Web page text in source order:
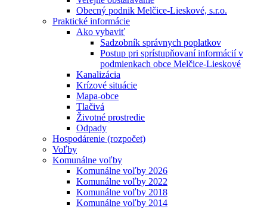
Obecný podnik Melčice-Lieskové, s.r.o.
Praktické informácie
Ako vybaviť
Sadzobník správnych poplatkov
Postup pri sprístupňovaní informácií v
podmienkach obce Melčice-Lieskové
Kanalizácia
Krízové situácie
Mapa-obce
Tlačivá
Životné prostredie
Odpady
Hospodárenie (rozpočet)
Voľby
Komunálne voľby
Komunálne voľby 2026
Komunálne voľby 2022
Komunálne voľby 2018
Komunálne voľby 2014